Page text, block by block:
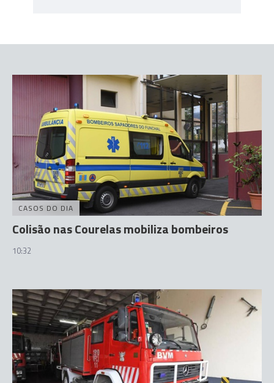
CASOS DO DIA
Colisão nas Courelas mobiliza bombeiros
10:32